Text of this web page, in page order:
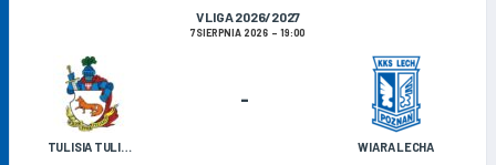
V LIGA 2026/2027
7 SIERPNIA 2026 19:00
TULISIA TULISZKÓW WIARA LECHA
-